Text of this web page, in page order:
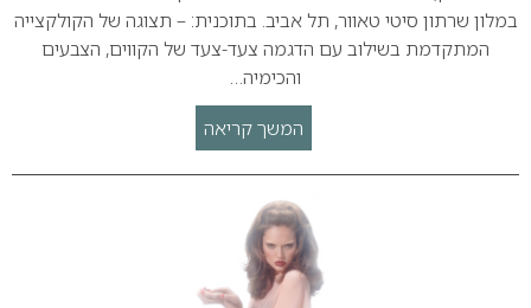
במלון שרתון סיטי טאוור, תל אביב. בתוכנית: – תצוגה של הקולקצייה
המתקדמת בשילוב עם הדגמה צעד-צעד של הקווים, הצבעים
והכימיה…
המשך קריאה